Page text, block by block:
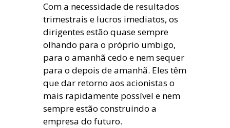
Com a necessidade de resultados
trimestrais e lucros imediatos, os
dirigentes estão quase sempre
olhando para o próprio umbigo,
para o amanhã cedo e nem sequer
para o depois de amanhã. Eles têm
que dar retorno aos acionistas o
mais rapidamente possível e nem
sempre estão construindo a
empresa do futuro.